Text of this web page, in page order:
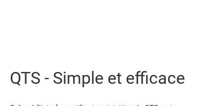
QTS - Simple et efficace